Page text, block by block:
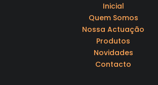
Inicial
Quem Somos
Nossa Actuação
Produtos
Novidades
Contacto